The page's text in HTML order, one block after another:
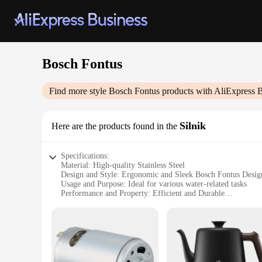
Bosch Fontus
Find more style Bosch Fontus products with AliExpress
Here are the products found in the Silnik
Specifications:
Material: High-quality Stainless Steel
Design and Style: Ergonomic and Sleek Bosch Fontus
Usage and Purpose: Ideal for various water-related tasks
Performance and Property: Efficient and Durable
Features:
|Wholesale|Vendors|
**Unmatched Durability and Efficiency**